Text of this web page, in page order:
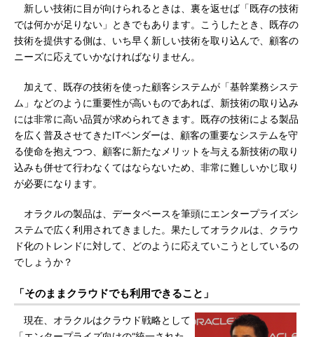
新しい技術に目が向けられるときは、裏を返せば「既存の技術
では何かが足りない」ときでもあります。こうしたとき、既存の
技術を提供する側は、いち早く新しい技術を取り込んで、顧客の
ニーズに応えていかなければなりません。
加えて、既存の技術を使った顧客システムが「基幹業務システ
ム」などのように重要性が高いものであれば、新技術の取り込み
には非常に高い品質が求められてきます。既存の技術による製品
を広く普及させてきたITベンダーは、顧客の重要なシステムを守
る使命を抱えつつ、顧客に新たなメリットを与える新技術の取り
込みも併せて行わなくてはならないため、非常に難しいかじ取り
が必要になります。
オラクルの製品は、データベースを筆頭にエンタープライズシ
ステムで広く利用されてきました。果たしてオラクルは、クラウ
ド化のトレンドに対して、どのように応えていこうとしているの
でしょうか？
「そのままクラウドでも利用できること」
現在、オラクルはクラウド戦略として